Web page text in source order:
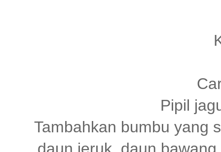
Pipil
Tambahkan bumbu yang